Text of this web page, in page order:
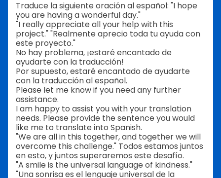
Traduce la siguiente oración al español: "I hope
you are having a wonderful day."
"I really appreciate all your help with this
project." "Realmente aprecio toda tu ayuda con
este proyecto."
No hay problema, ¡estaré encantado de
ayudarte con la traducción!
Por supuesto, estaré encantado de ayudarte
con la traducción al español.
Please let me know if you need any further
assistance.
I am happy to assist you with your translation
needs. Please provide the sentence you would
like me to translate into Spanish.
"We are all in this together, and together we will
overcome this challenge." Todos estamos juntos
en esto, y juntos superaremos este desafío.
"A smile is the universal language of kindness."
"Una sonrisa es el lenguaje universal de la